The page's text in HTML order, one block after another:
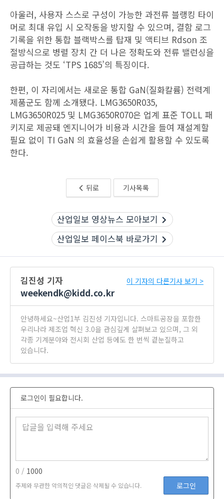
아울러, 사용자 스스로 구성이 가능한 과전류 블랭킹 타이
머로 최대 유입 시 오작동을 방지할 수 있으며, 결함 로그
기록을 위한 통합 블랙박스를 탑재 및 액티브 Rdson 조
절방식으로 병렬 장치 간 더 나은 정확도와 전류 밸런싱을
공급하는 것도 ‘TPS 1685’의 특징이다.
한편, 이 자리에서는 새로운 통합 GaN(질화칼륨) 전력계
제품군도 함께 소개됐다. LMG3650R035,
LMG3650R025 및 LMG3650R070은 업계 표준 TOLL 패
키지로 제공돼 엔지니어가 비용과 시간을 들여 재설계할
필요 없이 TI GaN 의 효율성을 손쉽게 활용할 수 있도록
한다.
뒤로 기사목록
산업일보 영상뉴스 모아보기
산업일보 페이스북 바로가기
김진성 기자
weekendk@kidd.co.kr
이 기자의 다른기사 보기 >
안녕하세요~산업1부 김진성 기자입니다. 스마트공장을 포함한
우리나라 제조업 혁신 3.0을 관심깊게 살펴보고 있으며, 그 외
각종 기계분야와 전시회 산업 등에도 한 번씩 곁눈질하고
있습니다.
로그인이 필요합니다.
0 / 1000
주제와 무관한 악의적인 댓글은 삭제될 수 있습니다. 로그인